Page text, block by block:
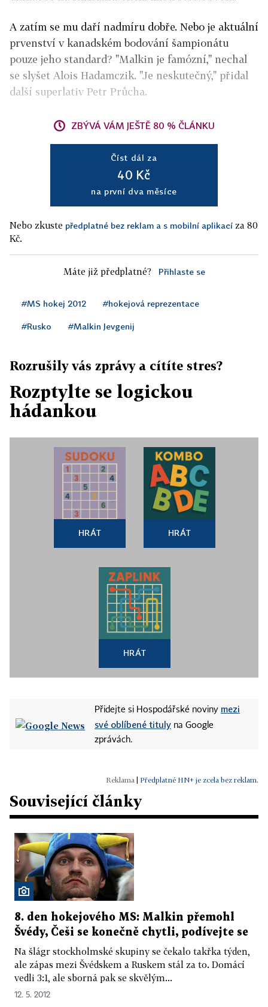
A zatím se mu daří nadmíru dobře. Nebo je aktuální
prvenství v kanadském bodování šampionátu
pouze jeho standard? "Malkin je famózní," nechal
se slyšet Alois Hadamczik. "Je neskutečný," přidal
další superlativ Petr Průcha.
ZBÝVÁ VÁM JEŠTĚ 80 % ČLÁNKU
Číst dál za
40 Kč
na první dva měsíce
Nebo zkuste předplatné bez reklam a s mobilní aplikací za 80
Kč.
Máte již předplatné? Přihlaste se
#MS hokej 2012 #hokejová reprezentace
#Rusko #Malkin Jevgenij
Rozrušily vás zprávy a cítíte stres?
Rozptylte se logickou
hádankou
HRÁT HRÁT
HRÁT
Přidejte si Hospodářské noviny mezi
své oblíbené tituly na Google
zprávách.
Předplatné HN+ je zcela bez reklam.
Související články
8. den hokejového MS: Malkin přemohl
Švédy, Češi se konečně chytli, podívejte se
Na šlágr stockholmské skupiny se čekalo takřka týden,
ale zápas mezi Švédskem a Ruskem stál za to. Domácí
vedli 3:1, ale sborná pak se skvělým...
12. 5. 2012